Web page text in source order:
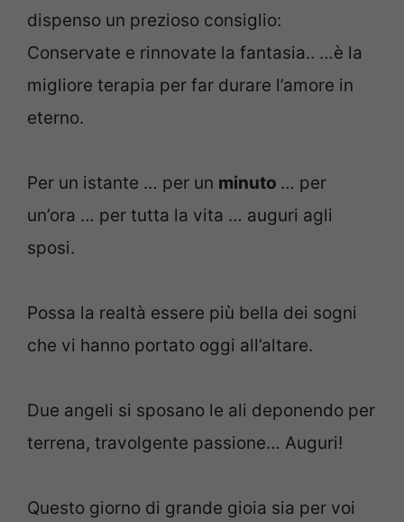
dispenso un prezioso consiglio:
Conservate e rinnovate la fantasia.. …è la
migliore terapia per far durare l’amore in
eterno.
Per un istante … per un minuto … per
un’ora … per tutta la vita … auguri agli
sposi.
Possa la realtà essere più bella dei sogni
che vi hanno portato oggi all’altare.
Due angeli si sposano le ali deponendo per
terrena, travolgente passione… Auguri!
Questo giorno di grande gioia sia per voi